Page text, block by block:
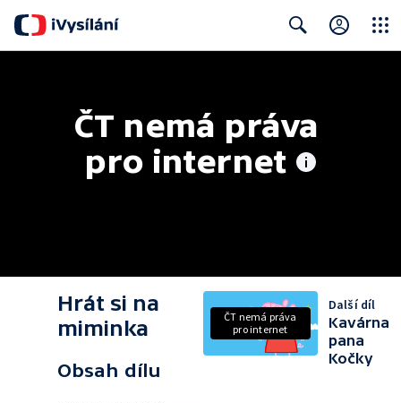
ČT nemá práva
pro internet
Hrát si na
miminka
Obsah dílu
ČT nemá práva
pro internet
Další díl
Kavárna
pana
Kočky